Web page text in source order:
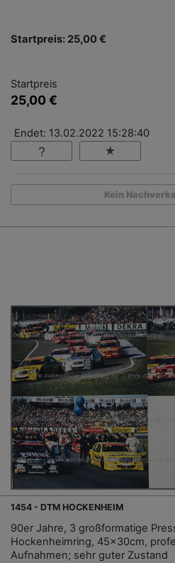
Startpreis: 25,00 €
Startpreis
25,00 €
Endet: 13.02.2022 15:28:40
Kein
1454 - DTM HOCKENHEIM
90er Jahre, 3 großformatige
Hockenheimring, 45x30cm,
Aufnahmen; sehr guter Zustand